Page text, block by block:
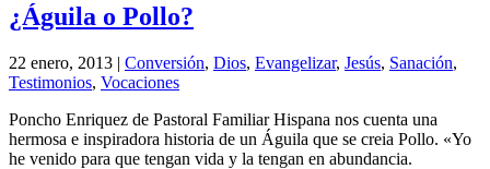
¿Águila o Pollo?
22 enero, 2013 | Conversión, Dios, Evangelizar, Jesús, Sanación,
Testimonios, Vocaciones
Poncho Enriquez de Pastoral Familiar Hispana nos cuenta una
hermosa e inspiradora historia de un Águila que se creia Pollo. «Yo
he venido para que tengan vida y la tengan en abundancia.